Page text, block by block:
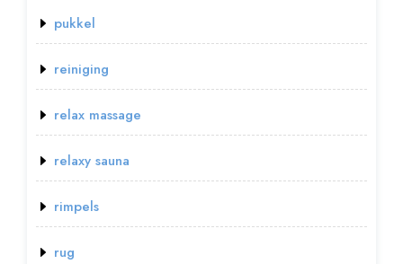
pukkel
reiniging
relax massage
relaxy sauna
rimpels
rug